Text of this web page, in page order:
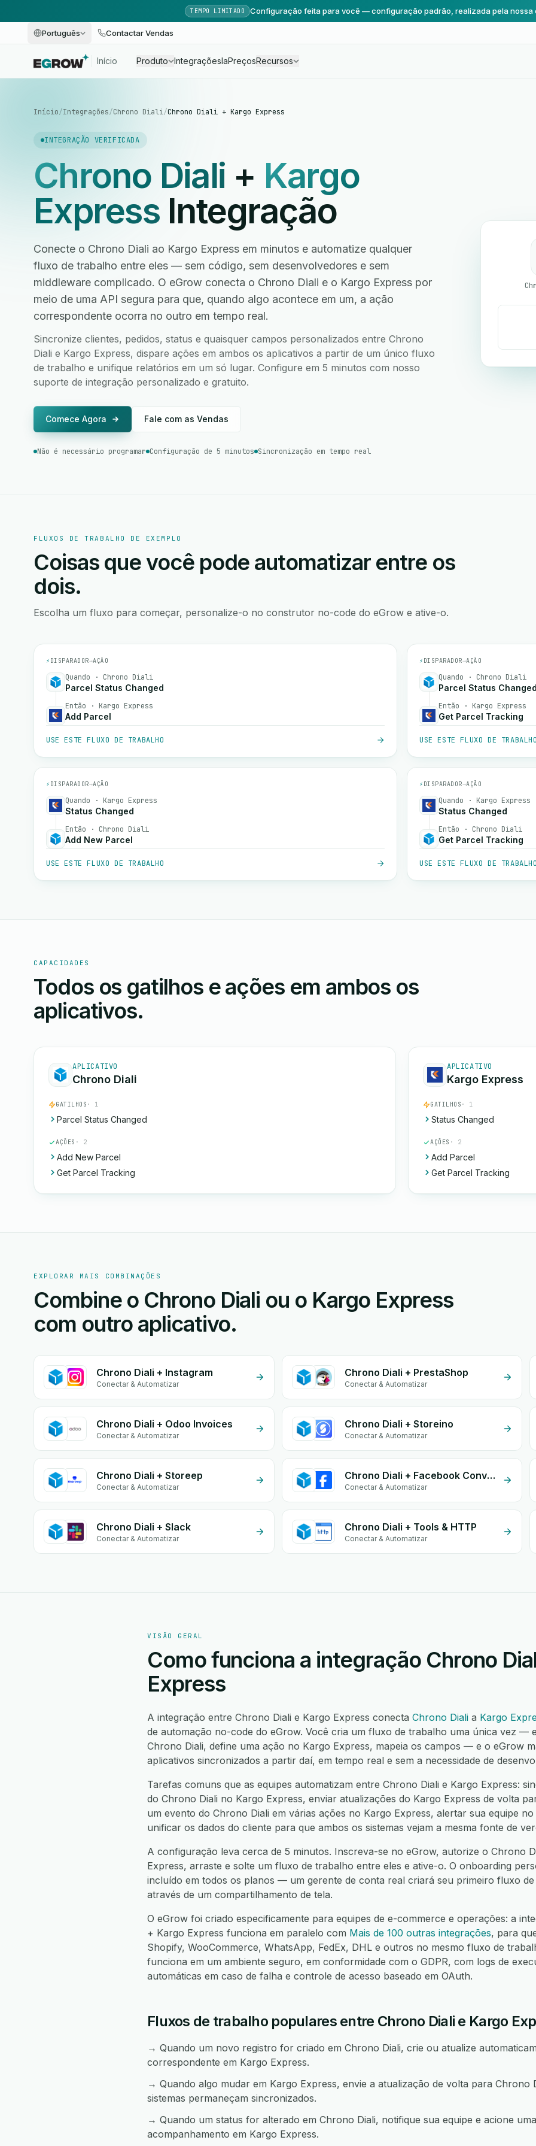
TEMPO LIMITADO Configuração feita para você — configuração padrão, realizada pela nossa
Português Contactar Vendas
Início Produto IntegraçõesIaPreçosRecursos
Início/Integrações/Chrono Diali/Chrono Diali + Kargo Express
INTEGRAÇÃO VERIFICADA
Chrono Diali + Kargo
ExpressIntegração
Conecte o Chrono Diali ao Kargo Express em minutos e automatize qualquer
fluxo de trabalho entre eles — sem código, sem desenvolvedores e sem
middleware complicado. O eGrow conecta o Chrono Diali e o Kargo Express por
meio de uma API segura para que, quando algo acontece em um, a ação
correspondente ocorra no outro em tempo real.
Sincronize clientes, pedidos, status e quaisquer campos personalizados entre Chrono
Diali e Kargo Express, dispare ações em ambos os aplicativos a partir de um único fluxo
de trabalho e unifique relatórios em um só lugar. Configure em 5 minutos com nosso
suporte de integração personalizado e gratuito.
Comece Agora Fale com as Vendas
Não é necessário programar Configuração de 5 minutos Sincronização em tempo real
FLUXOS DE TRABALHO DE EXEMPLO
Coisas que você pode automatizar entre os
dois.
Escolha um fluxo para começar, personalize-o no construtor no-code do eGrow e ative-o.
⚡ DISPARADOR→AÇÃO
Quando · Chrono Diali
Parcel Status Changed
Então · Kargo Express
Add Parcel
USE ESTE FLUXO DE TRABALHO
⚡ DISPARADOR→AÇÃO
Quando · Chrono Diali
Parcel Status
Então · Kargo Express
Get Parcel Tracking
USE ESTE FLUXO DE
⚡ DISPARADOR→AÇÃO
Quando · Kargo Express
Status Changed
Então · Chrono Diali
Add New Parcel
USE ESTE FLUXO DE TRABALHO
⚡ DISPARADOR→AÇÃO
Quando · Kargo Express
Status Changed
Então · Chrono Diali
Get Parcel Tracking
USE ESTE FLUXO DE
CAPACIDADES
Todos os gatilhos e ações em ambos os
aplicativos.
APLICATIVO
Chrono Diali
GATILHOS · 1
Parcel Status Changed
AÇÕES · 2
Add New Parcel
Get Parcel Tracking
APLICATIVO
Kargo Express
GATILHOS · 1
Status Changed
AÇÕES · 2
Add Parcel
Get Parcel Tracking
EXPLORAR MAIS COMBINAÇÕES
Combine o Chrono Diali ou o Kargo Express
com outro aplicativo.
Chrono Diali + Instagram
Conectar & Automatizar
Chrono Diali + PrestaShop
Conectar & Automatizar
Chrono Diali + Odoo Invoices
Conectar & Automatizar
Chrono Diali + Storeino
Conectar & Automatizar
Chrono Diali + Storeep
Conectar & Automatizar
Chrono Diali + Facebook Conversion API (CAPI)
Conectar & Automatizar
Chrono Diali + Slack
Conectar & Automatizar
Chrono Diali + Tools & HTTP
Conectar & Automatizar
VISÃO GERAL
Como funciona a integração Chrono
Express
A integração entre Chrono Diali e Kargo Express conecta Chrono Diali a Kargo
de automação no-code do eGrow. Você cria um fluxo de trabalho uma única vez —
Chrono Diali, define uma ação no Kargo Express, mapeia os campos — e o eGrow
aplicativos sincronizados a partir daí, em tempo real e sem a necessidade de
Tarefas comuns que as equipes automatizam entre Chrono Diali e Kargo Express:
do Chrono Diali no Kargo Express, enviar atualizações do Kargo Express de volta
um evento do Chrono Diali em várias ações no Kargo Express, alertar sua equipe
unificar os dados do cliente para que ambos os sistemas vejam a mesma fonte de
A configuração leva cerca de 5 minutos. Inscreva-se no eGrow, autorize o Chrono
Express, arraste e solte um fluxo de trabalho entre eles e ative-o. O onboarding
incluído em todos os planos — um gerente de conta real criará seu primeiro fluxo
através de um compartilhamento de tela.
O eGrow foi criado especificamente para equipes de e-commerce e operações: a
+ Kargo Express funciona em paralelo com Mais de 100 outras integrações, para
Shopify, WooCommerce, WhatsApp, FedEx, DHL e outros no mesmo fluxo de
funciona em um ambiente seguro, em conformidade com o GDPR, com logs de
automáticas em caso de falha e controle de acesso baseado em OAuth.
Fluxos de trabalho populares entre Chrono Diali e Kargo
→ Quando um novo registro for criado em Chrono Diali, crie ou atualize
correspondente em Kargo Express.
→ Quando algo mudar em Kargo Express, envie a atualização de volta para Chrono
sistemas permaneçam sincronizados.
→ Quando um status for alterado em Chrono Diali, notifique sua equipe e acione
acompanhamento em Kargo Express.